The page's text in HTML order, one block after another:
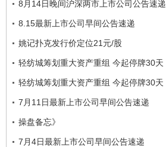
8月14日晚间沪深两市上市公司公告速递
8.15最新上市公司早间公告速递
姚记扑克发行价定位21元/股
轻纺城筹划重大资产重组 今起停牌30天
轻纺城筹划重大资产重组 今起停牌30天
7月11日最新上市公司早间公告速递
操盘备忘》
7月4日最新上市公司早间公告速递